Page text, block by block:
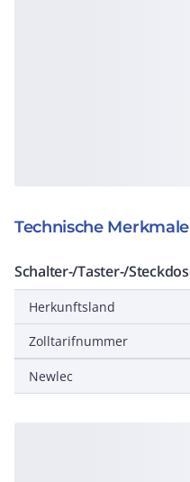
Technische Merkmale
Schalter-/Taster-/
Herkunftsland
Zolltarifnummer
Newlec